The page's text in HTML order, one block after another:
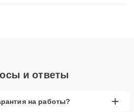
и ответы
на работы? +